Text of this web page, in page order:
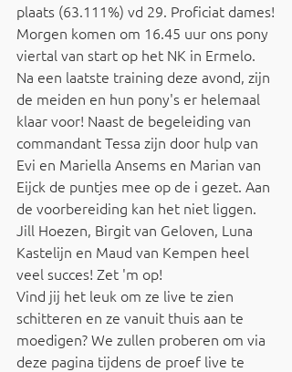
plaats (63.111%) vd 29. Proficiat dames!
Morgen komen om 16.45 uur ons pony
viertal van start op het NK in Ermelo.
Na een laatste training deze avond, zijn
de meiden en hun pony's er helemaal
klaar voor! Naast de begeleiding van
commandant Tessa zijn door hulp van
Evi en Mariella Ansems en Marian van
Eijck de puntjes mee op de i gezet. Aan
de voorbereiding kan het niet liggen.
Jill Hoezen, Birgit van Geloven, Luna
Kastelijn en Maud van Kempen heel
veel succes! Zet 'm op!
Vind jij het leuk om ze live te zien
schitteren en ze vanuit thuis aan te
moedigen? We zullen proberen om via
deze pagina tijdens de proef live te